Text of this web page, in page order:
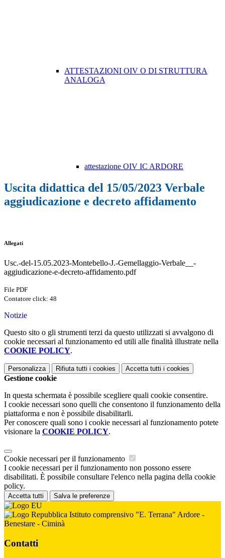
ATTESTAZIONI OIV O DI STRUTTURA
ANALOGA
attestazione OIV IC ARDORE
Uscita didattica del 15/05/2023 Verbale
aggiudicazione e decreto affidamento
Allegati
Usc.-del-15.05.2023-Montebello-J.-Gemellaggio-Verbale__-
aggiudicazione-e-decreto-affidamento.pdf
File PDF
Contatore click: 48
Notizie
Questo sito o gli strumenti terzi da questo utilizzati si avvalgono di
cookie necessari al funzionamento ed utili alle finalità illustrate nella
COOKIE POLICY.
Personalizza Rifiuta tutti i cookies Accetta tutti i cookies
Gestione cookie
In questa schermata è possibile scegliere quali cookie consentire.
I cookie necessari sono quelli che consentono il funzionamento della
piattaforma e non è possibile disabilitarli.
Per conoscere quali sono i cookie necessari al funzionamento potete
visionare la COOKIE POLICY.
Cookie necessari per il funzionamento
I cookie necessari per il funzionamento non possono essere
disabilitati. È possibile consultare l'elenco nella pagina della cookie
policy.
Accetta tutti Salva le preferenze
Istituto comprensivo "E. Terrana" Ardore -
Benestare - Ciminà
Contatti